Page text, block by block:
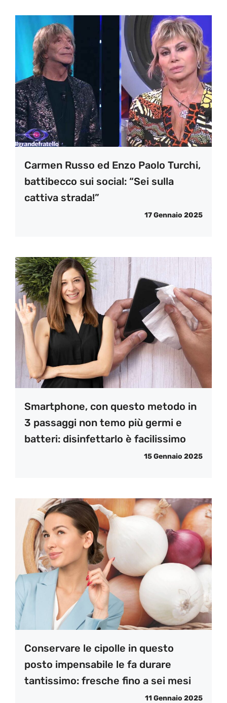
Carmen Russo ed Enzo Paolo Turchi,
battibecco sui social: “Sei sulla
cattiva strada!”
17 Gennaio 2025
Smartphone, con questo metodo in
3 passaggi non temo più germi e
batteri: disinfettarlo è facilissimo
15 Gennaio 2025
Conservare le cipolle in questo
posto impensabile le fa durare
tantissimo: fresche fino a sei mesi
11 Gennaio 2025